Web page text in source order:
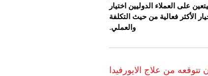
على العملاء الدوليين اختيار
الأكثر فعالية من حيث التكلفة
والعملي.
تتوقعه من علاج الايورفيدا